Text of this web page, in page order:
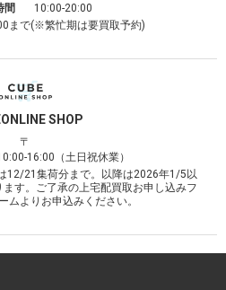
間
10:00-20:00
まで(※繁忙期は要買取予約)
ONLINE SHOP
〒
16:00（土日祝休業）
12/21集荷分まで。以降は2026年1/5以
す。ご了承の上宅配買取お申し込みフ
ムよりお申込みください。